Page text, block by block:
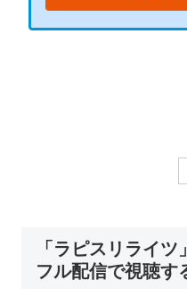
「ラピスリライ
フル配信で視聴す